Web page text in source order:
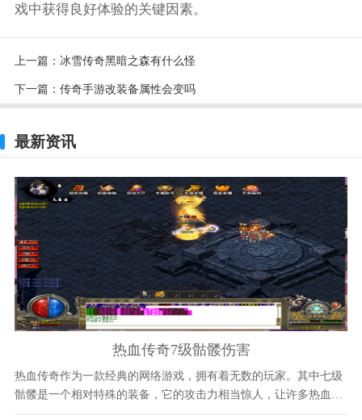
戏中获得良好体验的关键因素。
上一篇： 冰雪传奇黑暗之森有什么怪
下一篇： 传奇手游改装备属性会变吗
最新资讯
热血传奇7级骷髅伤害
热血传奇作为一款经典的网络游戏，拥有着无数的玩家。其中七级
骷髅是一个相对特殊的装备，它的攻击力相当惊人，让许多热血传